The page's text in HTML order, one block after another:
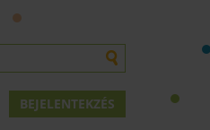
BEJELENTEKZÉS